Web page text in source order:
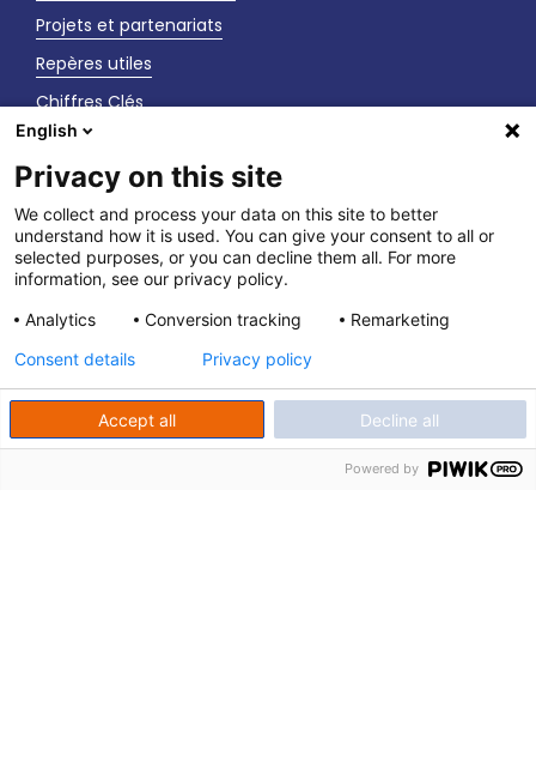
Projets et partenariats
Repères utiles
Chiffres Clés
Actualités
Nos événements
Les sites de la Branche
du travail temporaire
observatoire-interim-recrutement.fr
English
Privacy on this site
We collect and process your data on this site to better
understand how it is used. You can give your consent to all or
selected purposes, or you can decline them all. For more
information, see our privacy policy.
Analytics
Conversion tracking Remarketing
Accept all Decline all
Consent details Privacy policy
Powered by